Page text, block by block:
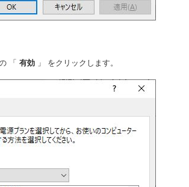
「 有効 」 をクリックします。